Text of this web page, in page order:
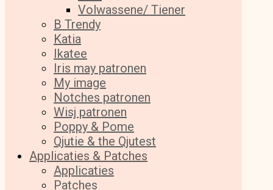
Volwassene/ Tiener
B Trendy
Katia
Ikatee
Iris may patronen
My image
Notches patronen
Wisj patronen
Poppy & Pome
Qjutie & the Qjutest
Applicaties & Patches
Applicaties
Patches